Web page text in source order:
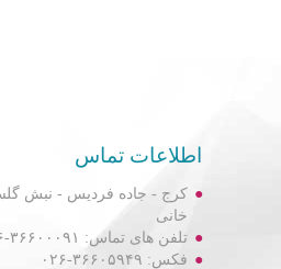
اطلاعات تماس
خانی
تلفن های تماس: ۳۶۶۰۰۰۹۱-۰۲۶ - ۳۶۶۰۲۷۴۰-۰۲۶
فکس: ۳۶۶۰۵۹۴۹-۰۲۶